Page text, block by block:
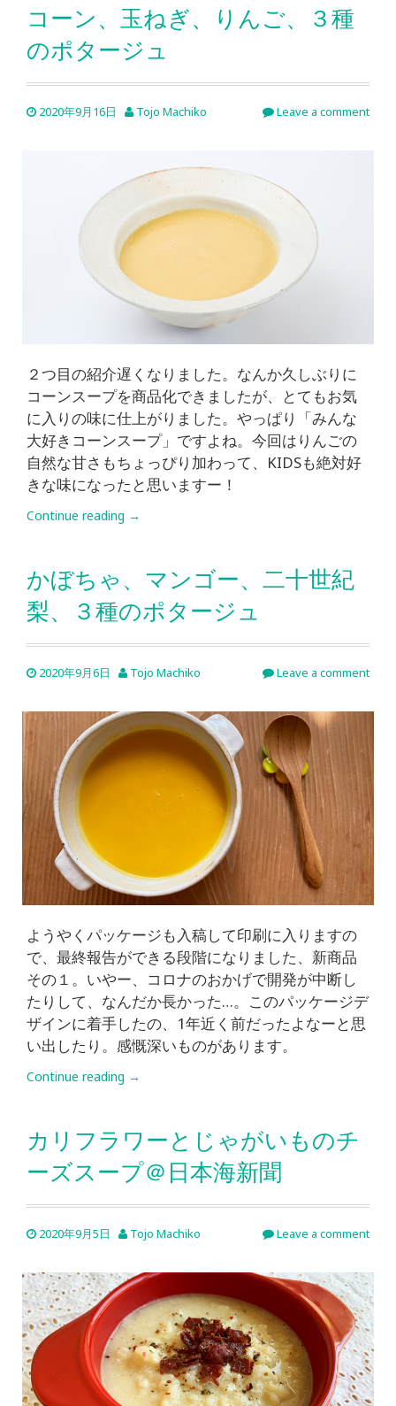
コーン、玉ねぎ、りんご、３種
のポタージュ
2020年9月16日 Tojo Machiko Leave a comment
２つ目の紹介遅くなりました。なんか久しぶりに
コーンスープを商品化できましたが、とてもお気
に入りの味に仕上がりました。やっぱり「みんな
大好きコーンスープ」ですよね。今回はりんごの
自然な甘さもちょっぴり加わって、KIDSも絶対好
きな味になったと思いますー！
Continue reading →
かぼちゃ、マンゴー、二十世紀
梨、３種のポタージュ
2020年9月6日 Tojo Machiko Leave a comment
ようやくパッケージも入稿して印刷に入りますの
で、最終報告ができる段階になりました、新商品
その１。いやー、コロナのおかげで開発が中断し
たりして、なんだか長かった…。このパッケージデ
ザインに着手したの、1年近く前だったよなーと思
い出したり。感慨深いものがあります。
Continue reading →
カリフラワーとじゃがいものチ
ーズスープ＠日本海新聞
2020年9月5日 Tojo Machiko Leave a comment